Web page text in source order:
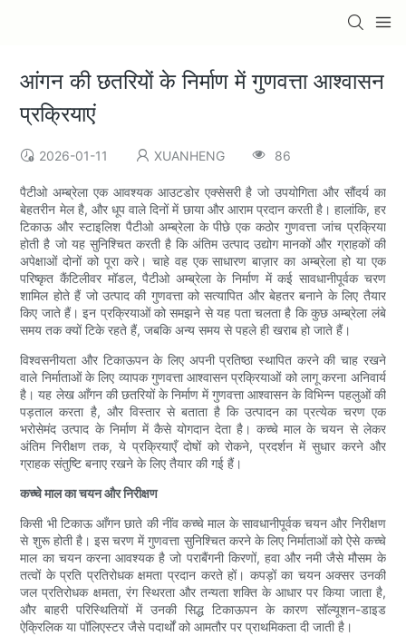
आंगन की छतरियों के निर्माण में गुणवत्ता आश्वासन
प्रक्रियाएं
2026-01-11 XUANHENG 86
पैटीओ अम्ब्रेला एक आवश्यक आउटडोर एक्सेसरी है जो उपयोगिता और सौंदर्य का
बेहतरीन मेल है, और धूप वाले दिनों में छाया और आराम प्रदान करती है। हालांकि, हर
टिकाऊ और स्टाइलिश पैटीओ अम्ब्रेला के पीछे एक कठोर गुणवत्ता जांच प्रक्रिया
होती है जो यह सुनिश्चित करती है कि अंतिम उत्पाद उद्योग मानकों और ग्राहकों की
अपेक्षाओं दोनों को पूरा करे। चाहे वह एक साधारण बाज़ार का अम्ब्रेला हो या एक
परिष्कृत कैंटिलीवर मॉडल, पैटीओ अम्ब्रेला के निर्माण में कई सावधानीपूर्वक चरण
शामिल होते हैं जो उत्पाद की गुणवत्ता को सत्यापित और बेहतर बनाने के लिए तैयार
किए जाते हैं। इन प्रक्रियाओं को समझने से यह पता चलता है कि कुछ अम्ब्रेला लंबे
समय तक क्यों टिके रहते हैं, जबकि अन्य समय से पहले ही खराब हो जाते हैं।
विश्वसनीयता और टिकाऊपन के लिए अपनी प्रतिष्ठा स्थापित करने की चाह रखने
वाले निर्माताओं के लिए व्यापक गुणवत्ता आश्वासन प्रक्रियाओं को लागू करना अनिवार्य
है। यह लेख आँगन की छतरियों के निर्माण में गुणवत्ता आश्वासन के विभिन्न पहलुओं की
पड़ताल करता है, और विस्तार से बताता है कि उत्पादन का प्रत्येक चरण एक
भरोसेमंद उत्पाद के निर्माण में कैसे योगदान देता है। कच्चे माल के चयन से लेकर
अंतिम निरीक्षण तक, ये प्रक्रियाएँ दोषों को रोकने, प्रदर्शन में सुधार करने और
ग्राहक संतुष्टि बनाए रखने के लिए तैयार की गई हैं।
कच्चे माल का चयन और निरीक्षण
किसी भी टिकाऊ आँगन छाते की नींव कच्चे माल के सावधानीपूर्वक चयन और निरीक्षण
से शुरू होती है। इस चरण में गुणवत्ता सुनिश्चित करने के लिए निर्माताओं को ऐसे कच्चे
माल का चयन करना आवश्यक है जो पराबैंगनी किरणों, हवा और नमी जैसे मौसम के
तत्वों के प्रति प्रतिरोधक क्षमता प्रदान करते हों। कपड़ों का चयन अक्सर उनकी
जल प्रतिरोधक क्षमता, रंग स्थिरता और तन्यता शक्ति के आधार पर किया जाता है,
और बाहरी परिस्थितियों में उनकी सिद्ध टिकाऊपन के कारण सॉल्यूशन-डाइड
ऐक्रिलिक या पॉलिएस्टर जैसे पदार्थों को आमतौर पर प्राथमिकता दी जाती है।